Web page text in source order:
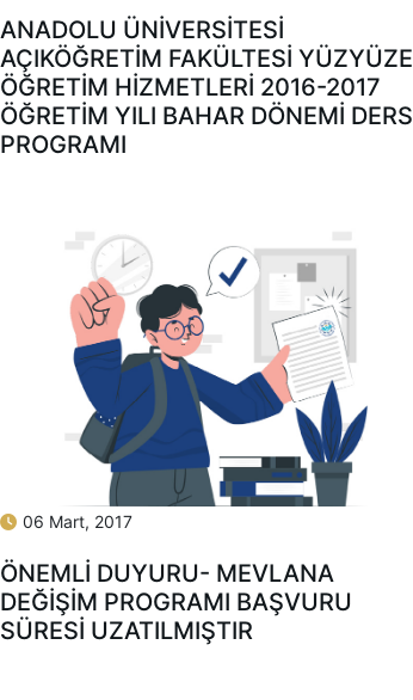
ANADOLU ÜNIVERSITESI
AÇIKÖĞRETIM FAKÜLTESI YÜZYÜZE
ÖĞRETIM HIZMETLERI 2016-2017
ÖĞRETIM YILI BAHAR DÖNEMI DERS
PROGRAMI
06 Mart, 2017
ÖNEMLİ DUYURU- MEVLANA
DEĞİŞİM PROGRAMI BAŞVURU
SÜRESİ UZATILMIŞTIR